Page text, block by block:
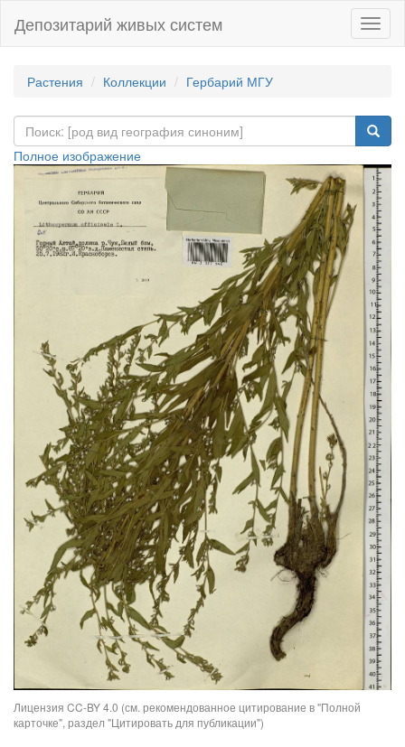
Депозитарий живых систем
Растения Коллекции Гербарий МГУ
Полное изображение
Лицензия CC-BY 4.0 (см. рекомендованное цитирование в "Полной
карточке", раздел "Цитировать для публикации")